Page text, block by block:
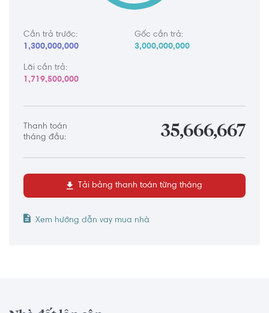
Cần trả trước:
1,300,000,000
Gốc cần trả:
3,000,000,000
Lãi cần trả:
1,719,500,000
Thanh toán
tháng đầu:
35,666,667
Tải bảng thanh toán từng tháng
Xem hướng dẫn vay mua nhà